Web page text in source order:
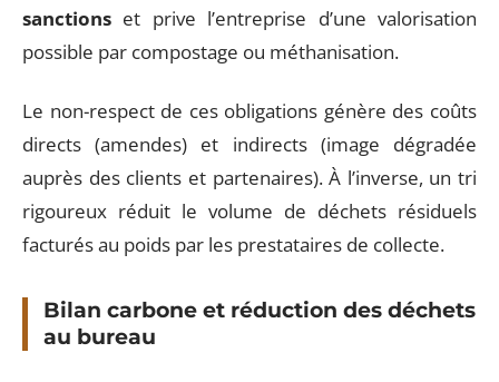
sanctions et prive l’entreprise d’une valorisation
possible par compostage ou méthanisation.
Le non-respect de ces obligations génère des coûts
directs (amendes) et indirects (image dégradée
auprès des clients et partenaires). À l’inverse, un tri
rigoureux réduit le volume de déchets résiduels
facturés au poids par les prestataires de collecte.
Bilan carbone et réduction des déchets
au bureau